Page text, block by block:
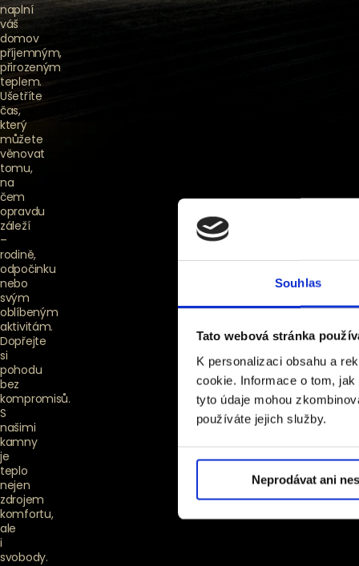
Souhlas
Tato webová stránka
K personalizaci obsahu a
cookie. Informace o tom,
tyto údaje mohou
používáte jejich služby.
Neprodávat ani
naplní
váš
domov
příjemným,
přirozeným
teplem.
Ušetříte
čas,
který
můžete
věnovat
tomu,
na
čem
opravdu
záleží
–
rodině,
odpočinku
nebo
svým
oblíbeným
aktivitám.
Dopřejte
si
pohodu
bez
kompromisů.
S
našimi
kamny
je
teplo
nejen
zdrojem
komfortu,
ale
i
svobody.
2013.
Česká
výroba
X
Prohlédnout
si model
F
B
X
si model